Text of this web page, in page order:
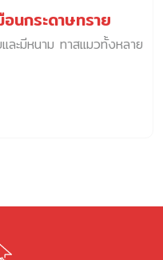
นกระดาษทราย
ะมีหนาม ทาสแมวทั้งหลาย